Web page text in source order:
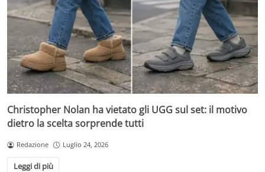
Christopher Nolan ha vietato gli UGG sul set: il motivo
dietro la scelta sorprende tutti
Redazione Luglio 24, 2026
Leggi di più